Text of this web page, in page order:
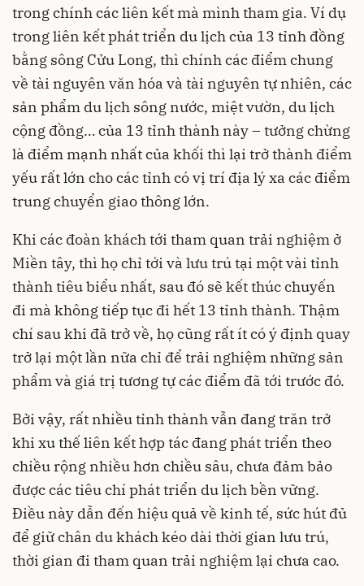
trong chính các liên kết mà mình tham gia. Ví dụ
trong liên kết phát triển du lịch của 13 tỉnh đồng
bằng sông Cửu Long, thì chính các điểm chung
về tài nguyên văn hóa và tài nguyên tự nhiên, các
sản phẩm du lịch sông nước, miệt vườn, du lịch
cộng đồng… của 13 tỉnh thành này – tưởng chừng
là điểm mạnh nhất của khối thì lại trở thành điểm
yếu rất lớn cho các tỉnh có vị trí địa lý xa các điểm
trung chuyển giao thông lớn.
Khi các đoàn khách tới tham quan trải nghiệm ở
Miền tây, thì họ chỉ tới và lưu trú tại một vài tỉnh
thành tiêu biểu nhất, sau đó sẽ kết thúc chuyến
đi mà không tiếp tục đi hết 13 tỉnh thành. Thậm
chí sau khi đã trở về, họ cũng rất ít có ý định quay
trở lại một lần nữa chỉ để trải nghiệm những sản
phẩm và giá trị tương tự các điểm đã tới trước đó.
Bởi vậy, rất nhiều tỉnh thành vẫn đang trăn trở
khi xu thế liên kết hợp tác đang phát triển theo
chiều rộng nhiều hơn chiều sâu, chưa đảm bảo
được các tiêu chí phát triển du lịch bền vững.
Điều này dẫn đến hiệu quả về kinh tế, sức hút đủ
để giữ chân du khách kéo dài thời gian lưu trú,
thời gian đi tham quan trải nghiệm lại chưa cao.